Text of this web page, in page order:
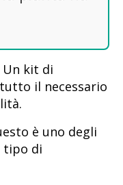
Un kit di
il necessario
è uno degli
tipo di